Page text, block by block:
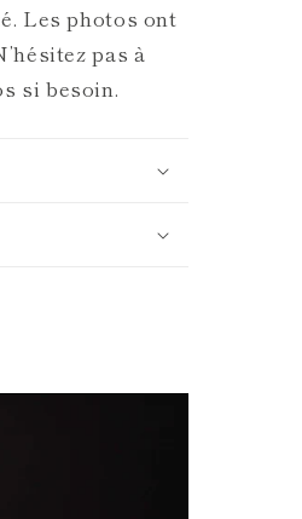
Les photos ont
pas à
si besoin.